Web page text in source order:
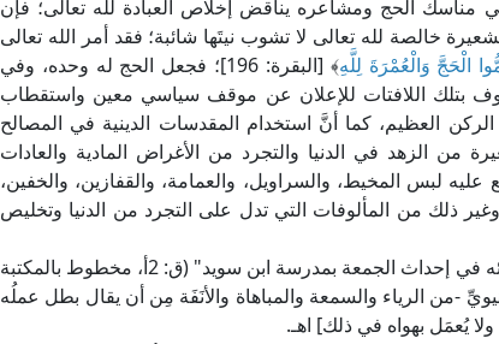
مناسك الحج ومشاعره يناقض إخلاص العبادة لله تعالى؛ فإن
خالصة لله تعالى لا تشوب نيتَها شائبة؛ فقد أمر الله تعالى
الْحَجَّ وَالْعُمْرَةَ لِلَّهِ
﴾ [البقرة: 196]؛ فجعل الحج له وحده، وفي
بتلك اللافتات للإعلان عن موقف سياسي معين واستقطاب
العظيم، كما أنَّ استخدام المقدسات الدينية في المصالح
من الزهد في الدنيا والتجرد من الأغراض المادية والعادات
عليه لبس المخيط، والسراويل، والعمامة، والقفازين، والخفين،
ذلك من المألوفات التي تدل على التجرد من الدنيا وتخليص
قال الحافظ ابن حجر العسقلاني الشافعي في "جزئه في إحداث الجمعة بمدرسة ابن سويد" (ق: 2أ، مخطوط بالمكتبة
-من الرياء والسمعة والمباهاة والأنَفَة مِن أن يقال بطل عملُه
يُعمَل بهواه في ذلك] اهـ.